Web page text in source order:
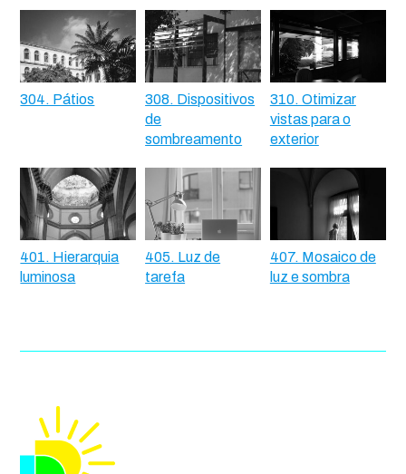
304. Pátios
308. Dispositivos
de
sombreamento
310. Otimizar
vistas para o
exterior
401. Hierarquia
luminosa
405. Luz de
tarefa
407. Mosaico de
luz e sombra